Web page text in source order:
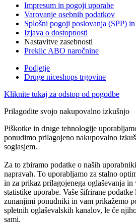
Impresum in pogoji uporabe
Varovanje osebnih podatkov
Splošni pogoji poslovanja (SPP)
Izjava o dostopnosti
Nastavitve zasebnosti
Preklic ABO naročnine
Podjetje
Druge niceshops trgovine
Kliknite tukaj za odstop od pogodbe
Prilagodite svojo nakupovalno izkušnjo
Piškotke in druge tehnologije
ponudimo prilagojeno nakupovalno
soglasjem.
Za to zbiramo podatke o naših
napravah. To uporabljamo za stalno
in za prikaz prilagojenega oglaševanja in
statistike uporabe. Vaše šifrirane
zunanjimi ponudniki in vam prikažemo
spletnih oglaševalskih kanalov, le če
sami.